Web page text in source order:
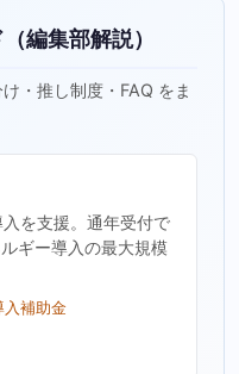
編集部解説）
・推し制度・FAQ をま
入を支援。通年受付で
ギー導入の最大規模
補助金